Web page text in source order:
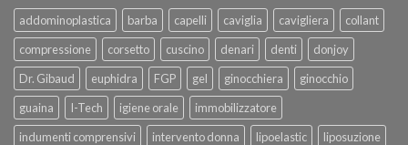
addominoplastica barba capelli caviglia cavigliera
collant
compressione
corsetto cuscino denari denti
donjoy
Dr. Gibaud
euphidra FGP gel ginocchiera
ginocchio
guaina
I-Tech igiene orale
immobilizzatore
indumenti comprensivi
intervento donna lipoelastic
liposuzione